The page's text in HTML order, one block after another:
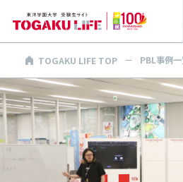
TOGAKU LIFE TOP PBL事例